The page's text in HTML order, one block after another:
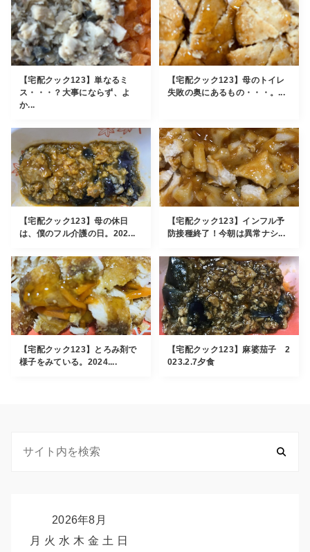
【宅配クック123】単なるミ
ス・・・？大事にならず、よ
か...
【宅配クック123】母のトイレ
失敗の奥にあるもの・・・。...
【宅配クック123】母の休日
は、僕のフル介護の日。202...
【宅配クック123】インフル予
防接種終了！今朝は異常ナシ...
【宅配クック123】とろみ剤で
様子をみている。2024....
【宅配クック123】麻婆茄子 2
023.2.7夕食
2026年8月
月 火 水 木 金 土 日